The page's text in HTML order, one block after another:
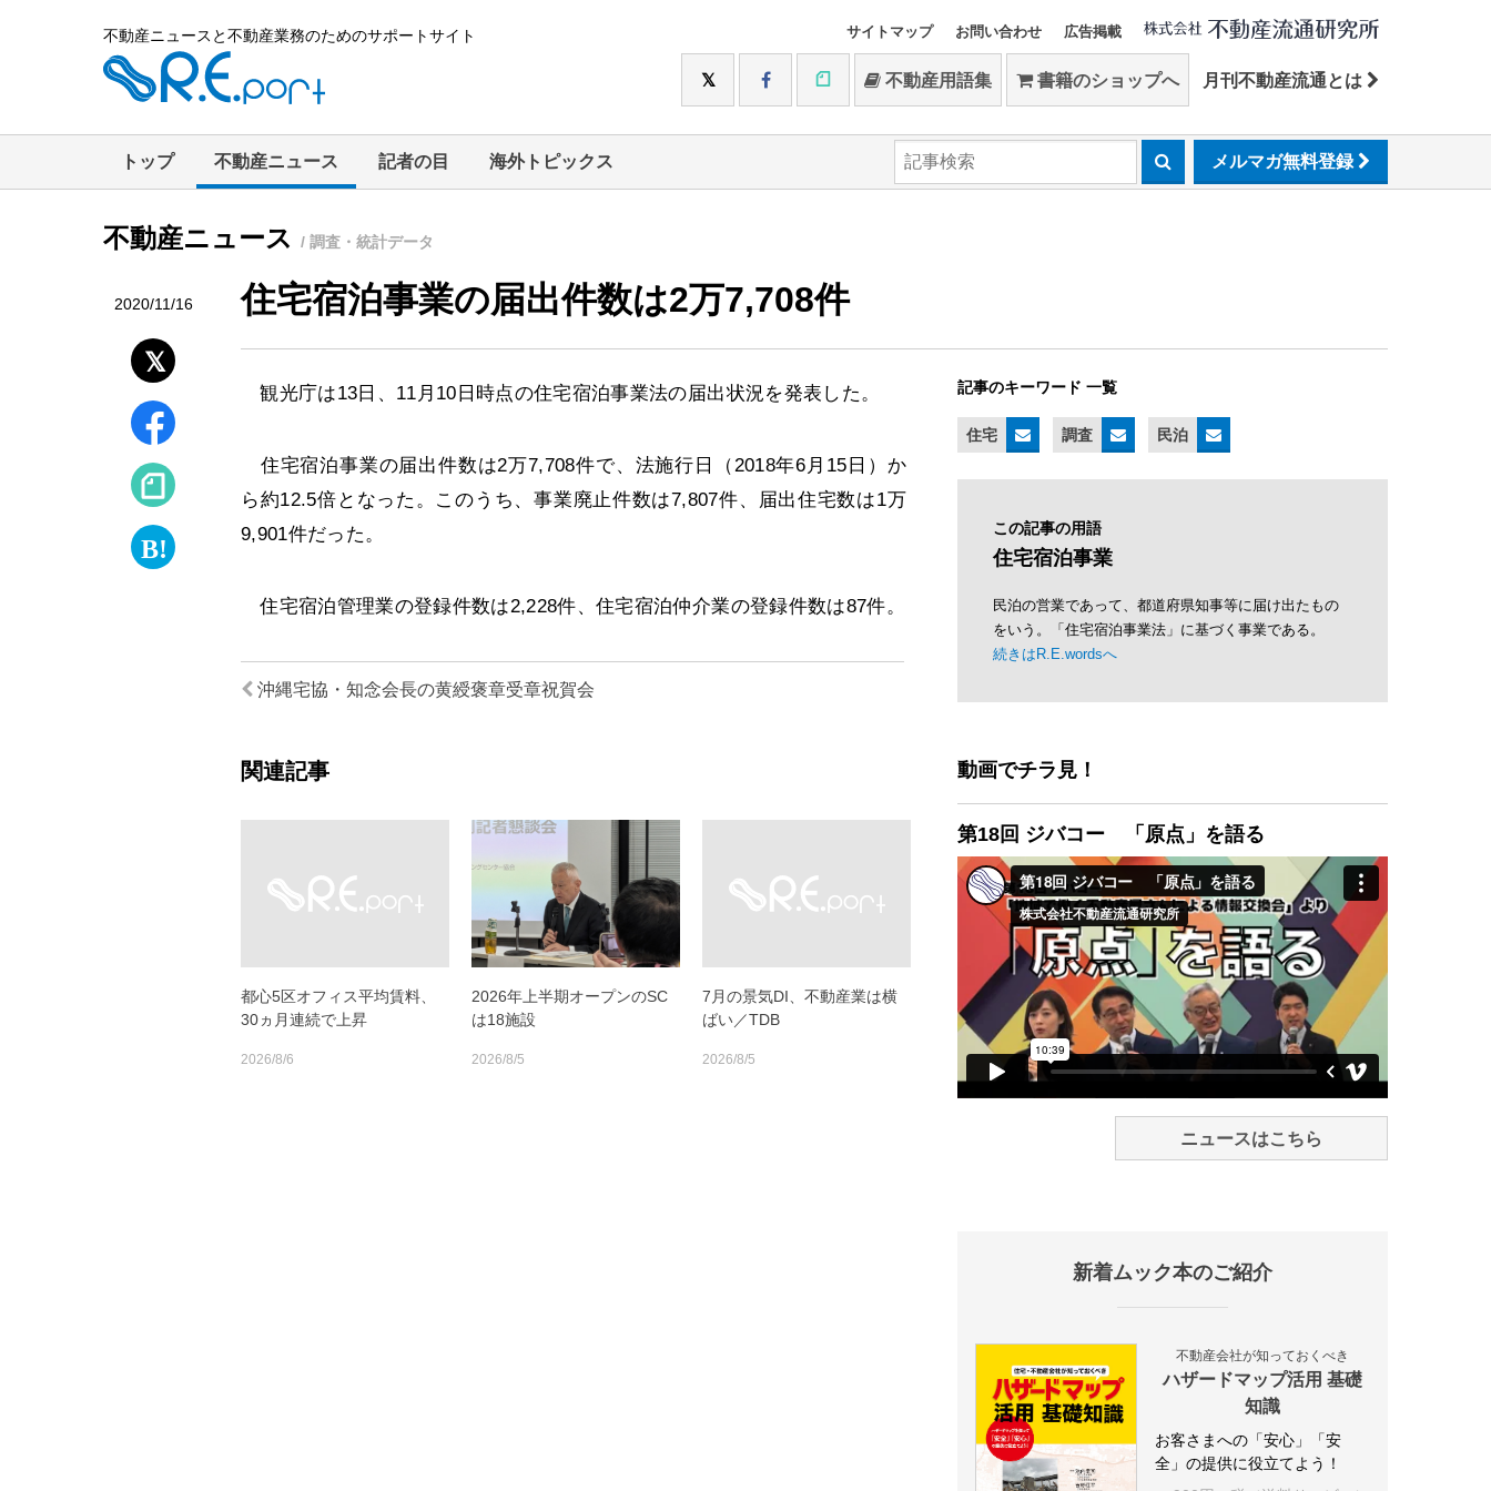
不動産ニュースと不動産業務のためのサポートサイト サイトマップ お問い合わせ 広告掲載
不動産用語集 書籍のショップへ 月刊不動産流通とは
トップ 不動産ニュース 記者の目 海外トピックス メルマガ無料登録
不動産ニュース / 調査・統計データ
2020/11/16 住宅宿泊事業の届出件数は2万7,708件
観光庁は13日、11月10日時点の住宅宿泊事業法の届出状況を発表した。
住宅宿泊事業の届出件数は2万7,708件で、法施行日（2018年6月15日）か
ら約12.5倍となった。このうち、事業廃止件数は7,807件、届出住宅数は1万
9,901件だった。
住宅宿泊管理業の登録件数は2,228件、住宅宿泊仲介業の登録件数は87件。
沖縄宅協・知念会長の黄綬褒章受章祝賀会
関連記事
都心5区オフィス平均賃料、
30ヵ月連続で上昇
2026/8/6
2026年上半期オープンのSC
は18施設
2026/8/5
7月の景気DI、不動産業は横
ばい／TDB
2026/8/5
記事のキーワード 一覧
住宅 調査 民泊
この記事の用語
住宅宿泊事業
民泊の営業であって、都道府県知事等に届け出たもの
をいう。「住宅宿泊事業法」に基づく事業である。
続きはR.E.wordsへ
動画でチラ見！
第18回 ジバコー 「原点」を語る
ニュースはこちら
新着ムック本のご紹介
不動産会社が知っておくべき
ハザードマップ活用 基礎
知識
お客さまへの「安心」「安
全」の提供に役立てよう！